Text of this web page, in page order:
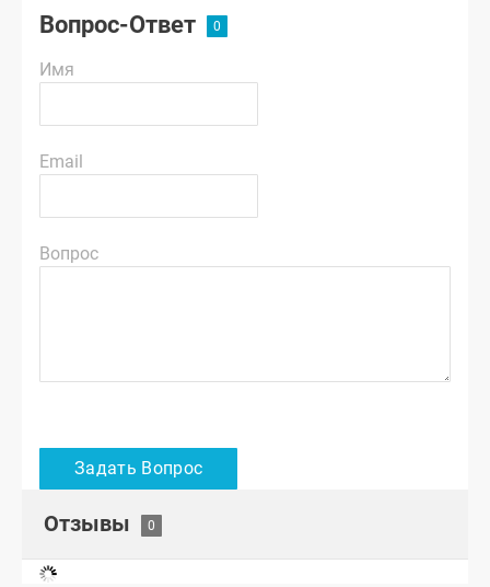
Вопрос-Ответ
Имя
Email
Вопрос
Отзывы